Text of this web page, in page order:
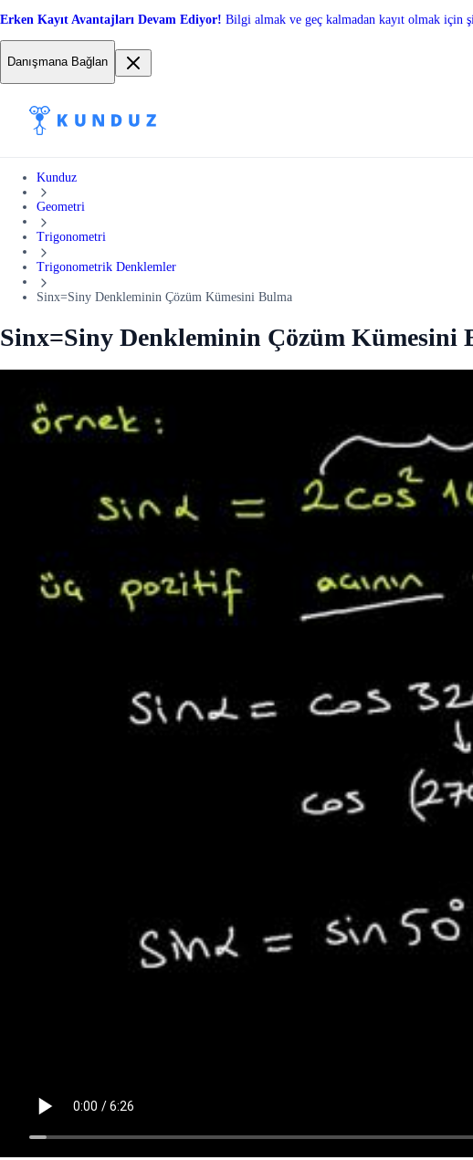
Erken Kayıt Avantajları Devam Ediyor! Bilgi almak ve geç kalmadan kayıt olmak için
Danışmana Bağlan
Kunduz
Geometri
Trigonometri
Trigonometrik Denklemler
Sinx=Siny Denkleminin Çözüm Kümesini Bulma
Sinx=Siny Denkleminin Çözüm Kümesini